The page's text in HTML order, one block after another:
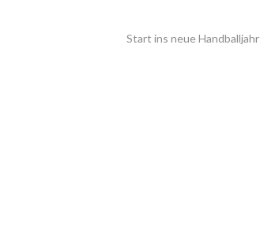
Start ins neue Handballjahr